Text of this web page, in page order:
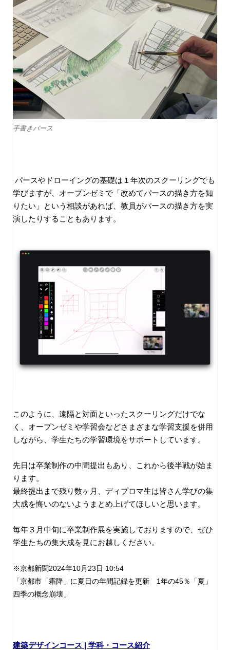
手書きパース
パースやドローイングの基礎は１年次のスクーリングでも
学びますが、オープンゼミで「改めてパースの描き方を知
りたい」という相談があれば、教員がパースの描き方を実
演したりすることもあります。
このように、遠隔と対面といったスクーリングだけでな
く、オープンゼミや学習会などさまざまな学習支援を併用
しながら、学生たちの学習環境をサポートしています。
先日は卒業制作の中間提出もあり、これから後半戦が始ま
ります。
最終提出まで残り数ヶ月、ディプロマ生は皆さん学びの集
大成を悔いのないようまとめ上げてほしいと思います。
毎年３月中旬に卒業制作展を実施しておりますので、ぜひ
学生たちの集大成を見にお越しください。
※京都新聞2024年10月23日 10:54
「京都市「霜降」に夏日の年間記録を更新 1年の45％「夏」
四季の概念崩壊」
建築デザインコース | 学科・コース紹介